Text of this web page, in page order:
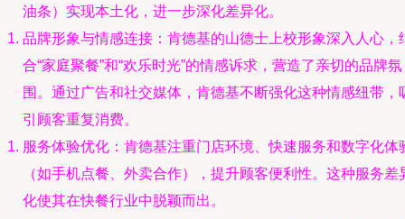
油条）实现本土化，进一步深化差异化。
品牌形象与情感连接：肯德基的山德士上校形象深入人心，
合“家庭聚餐”和“欢乐时光”的情感诉求，营造了亲切的品牌氛
围。通过广告和社交媒体，肯德基不断强化这种情感纽带，
引顾客重复消费。
服务体验优化：肯德基注重门店环境、快速服务和数字化体
（如手机点餐、外卖合作），提升顾客便利性。这种服务差
化使其在快餐行业中脱颖而出。